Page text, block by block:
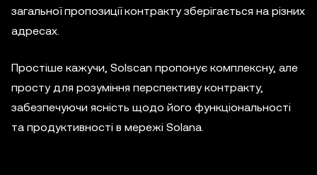
загальної пропозиції контракту зберігається на різних
адресах.
Простіше кажучи, Solscan пропонує комплексну, але
просту для розуміння перспективу контракту,
забезпечуючи ясність щодо його функціональності
та продуктивності в мережі Solana.